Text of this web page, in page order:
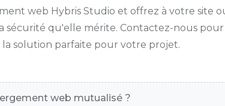
web Hybris Studio et offrez à votre site
sécurité qu'elle mérite. Contactez-nous
solution parfaite pour votre projet.
web mutualisé ?